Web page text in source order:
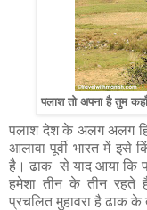
पलाश तो अपना है तुम
पलाश देश के अलग अलग
आलावा पूर्वी भारत में
है। ढाक से याद आया कि
हमेशा तीन के तीन रहते
प्रचलित मुहावरा है ढाक के